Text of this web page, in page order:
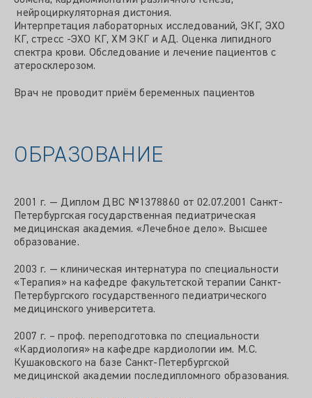
нейроциркуляторная дистония.
Интерпретация лабораторных исследований, ЭКГ, ЭХО
КГ, стресс -ЭХО КГ, ХМ ЭКГ и АД. Оценка липидного
спектра крови. Обследование и лечение пациентов с
атеросклерозом.
Врач не проводит приём беременных пациентов
ОБРАЗОВАНИЕ
2001 г. — Диплом ДВС №1378860 от 02.07.2001 Санкт-
Петербургская государственная педиатрическая
медицинская академия. «Лечебное дело». Высшее
образование.
2003 г. — клиническая интернатура по специальности
«Терапия» на кафедре факультетской терапии Санкт-
Петербургского государственного педиатрического
медицинского университета.
2007 г. – проф. переподготовка по специальности
«Кардиология» на кафедре кардиологии им. М.С.
Кушаковского на базе Санкт-Петербургской
медицинской академии последипломного образования.